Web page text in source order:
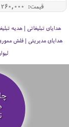
قیمت: 260,000 ريال
هدایای تبلیغاتی | هدیه
هدایای مدیریتی | فلش